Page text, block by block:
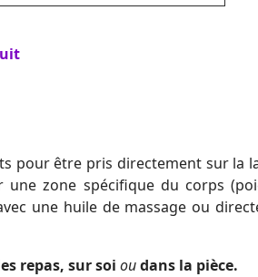
pour être pris directement sur la
zone spécifique du corps
une huile de massage ou
repas, sur soi oudans la pièce.